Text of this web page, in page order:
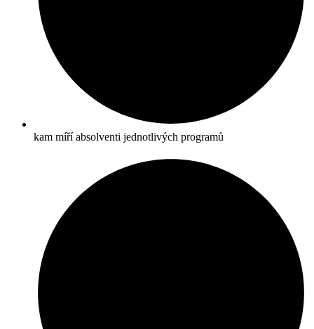
kam míří absolventi jednotlivých programů